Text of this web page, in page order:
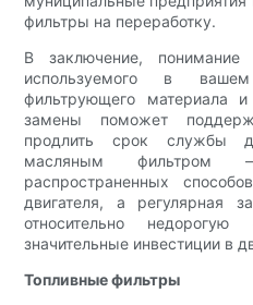
фильтры на переработку.
В заключение, понимание
используемого в
фильтрующего материала
замены поможет
продлить срок службы
масляным
распространенных
двигателя, а регулярная
относительно
значительные инвестиции в
Топливные фильтры